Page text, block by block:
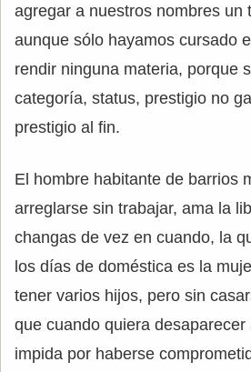
agregar a nuestros nombres un
aunque sólo hayamos cursado
rendir ninguna materia, porque
categoría, status, prestigio no
prestigio al fin.
El hombre habitante de barrios
arreglarse sin trabajar, ama la
changas de vez en cuando, la
los días de doméstica es la
tener varios hijos, pero sin
que cuando quiera desaparecer
impida por haberse